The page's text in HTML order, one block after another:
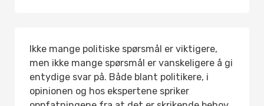
Ikke mange politiske spørsmål er viktigere,
men ikke mange spørsmål er vanskeligere å gi
entydige svar på. Både blant politikere, i
opinionen og hos ekspertene spriker